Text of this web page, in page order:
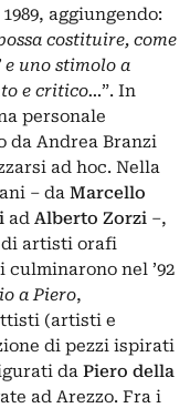
aggiungendo:
costituire, come
e uno stimolo a
e critico…”. In
personale
da Andrea Branzi
ad hoc. Nella
– da Marcello
ad Alberto Zorzi –,
di artisti orafi
nel ’92
a Piero,
(artisti e
di pezzi ispirati
da Piero della
ad Arezzo. Fra i